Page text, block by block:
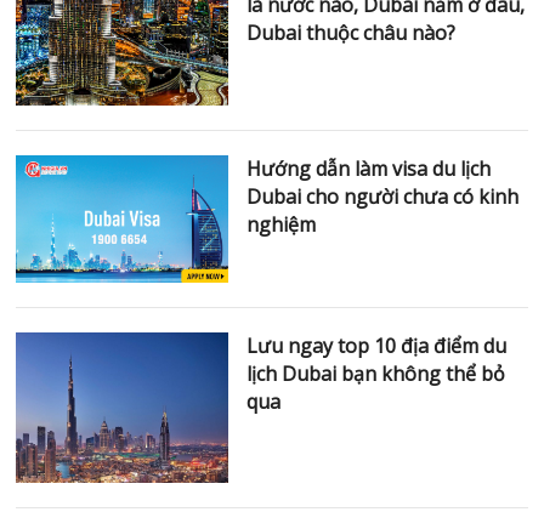
Dubai thuộc châu nào?
Hướng dẫn làm visa du lịch
Dubai cho người chưa có kinh
nghiệm
Lưu ngay top 10 địa điểm du
lịch Dubai bạn không thể bỏ
qua